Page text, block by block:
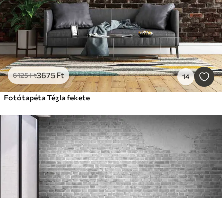
6125Ft3675 Ft 14
Fotótapéta Tégla fekete